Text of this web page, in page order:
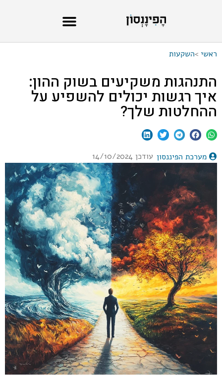
ראשי >השקעות
התנהגות משקיעים בשוק ההון:
איך רגשות יכולים להשפיע על
ההחלטות שלך?
מערכת הפיננסון עודכן 14/10/2024